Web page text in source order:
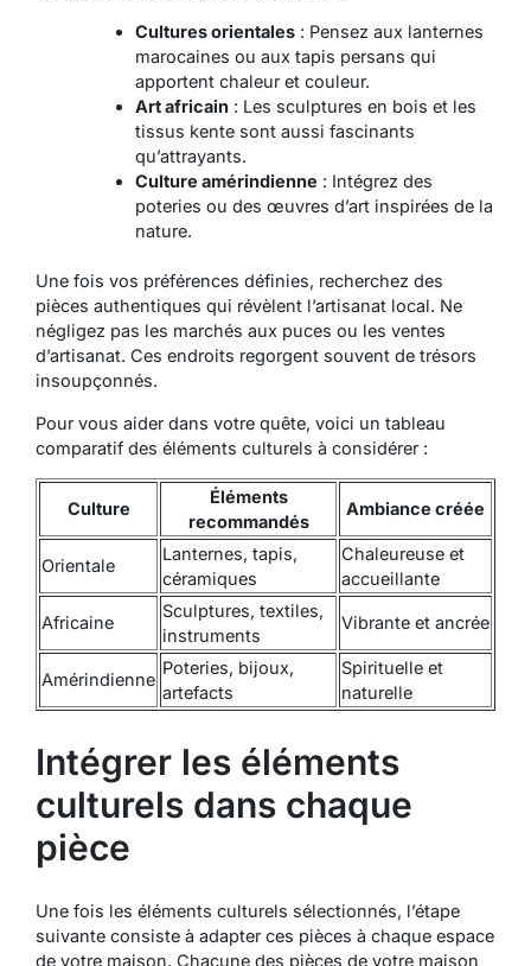
Cultures orientales: Pensez aux lanternes
marocaines ou aux tapis persans qui
apportent chaleur et couleur.
Art africain: Les sculptures en bois et les
tissus kente sont aussi fascinants
qu’attrayants.
Culture amérindienne : Intégrez des
poteries ou des œuvres d’art inspirées de la
nature.
Une fois vos préférences définies, recherchez des
pièces authentiques qui révèlent l’artisanat local. Ne
négligez pas les marchés aux puces ou les ventes
d’artisanat. Ces endroits regorgent souvent de trésors
insoupçonnés.
Pour vous aider dans votre quête, voici un tableau
comparatif des éléments culturels à considérer :
Culture
Éléments
recommandés
Ambiance créée
Orientale
Lanternes, tapis,
céramiques
Chaleureuse et
accueillante
Africaine
Sculptures, textiles,
instruments
Vibrante et ancrée
Amérindienne
Poteries, bijoux,
artefacts
Spirituelle et
naturelle
Intégrer les éléments
culturels dans chaque
pièce
Une fois les éléments culturels sélectionnés, l’étape
suivante consiste à adapter ces pièces à chaque espace
de votre maison. Chacune des pièces de votre maison